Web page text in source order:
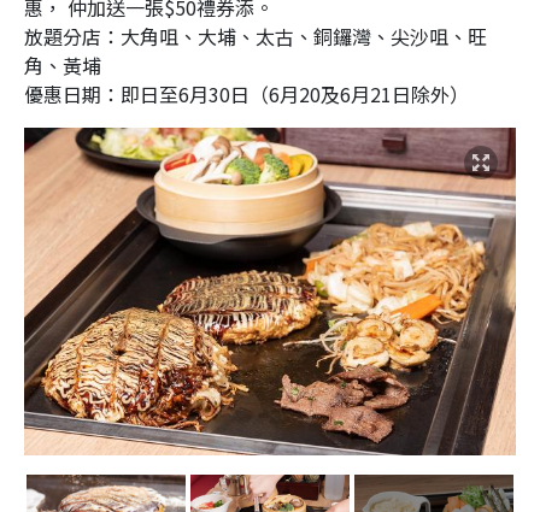
惠， 仲加送一張$50禮券添。
放題分店：大角咀、大埔、太古、銅鑼灣、尖沙咀、旺
角、黃埔
優惠日期：即日至6月30日（6月20及6月21日除外）